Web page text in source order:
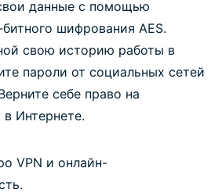
данные с помощью
шифрования AES.
свою историю работы в
пароли от социальных сетей
себе право на
Интернете.
VPN и онлайн-